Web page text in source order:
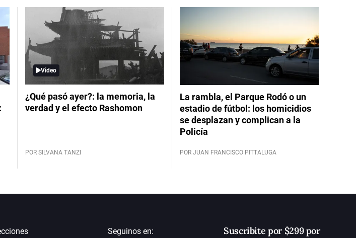
Video
¿Qué pasó ayer?: la memoria, la
verdad y el efecto Rashomon
POR SILVANA TANZI
La rambla, el Parque Rodó o un
estadio de fútbol: los homicidios
se desplazan y complican a la
Policía
POR JUAN FRANCISCO PITTALUGA
Seguinos en:
Suscribite por $299 por